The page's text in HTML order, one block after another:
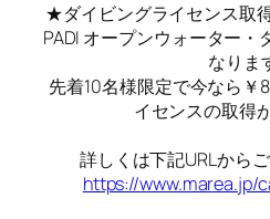
★ダイビングライセンス取
PADI オープンウォーター
なりま
先着10名様限定で今なら
イセンスの取得
詳しくは下記URLから
https://www.marea.jp/